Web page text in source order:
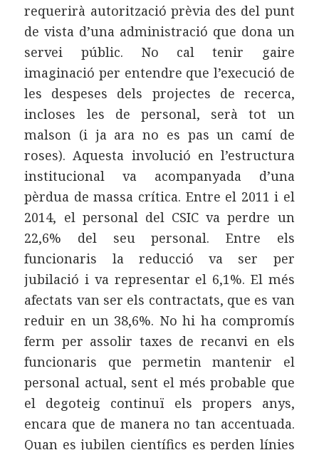
requerirà autorització prèvia des del punt
de vista d’una administració que dona un
servei públic. No cal tenir gaire
imaginació per entendre que l’execució de
les despeses dels projectes de recerca,
incloses les de personal, serà tot un
malson (i ja ara no es pas un camí de
roses). Aquesta involució en l’estructura
institucional va acompanyada d’una
pèrdua de massa crítica. Entre el 2011 i el
2014, el personal del CSIC va perdre un
22,6% del seu personal. Entre els
funcionaris la reducció va ser per
jubilació i va representar el 6,1%. El més
afectats van ser els contractats, que es van
reduir en un 38,6%. No hi ha compromís
ferm per assolir taxes de recanvi en els
funcionaris que permetin mantenir el
personal actual, sent el més probable que
el degoteig continuï els propers anys,
encara que de manera no tan accentuada.
Quan es jubilen científics es perden línies